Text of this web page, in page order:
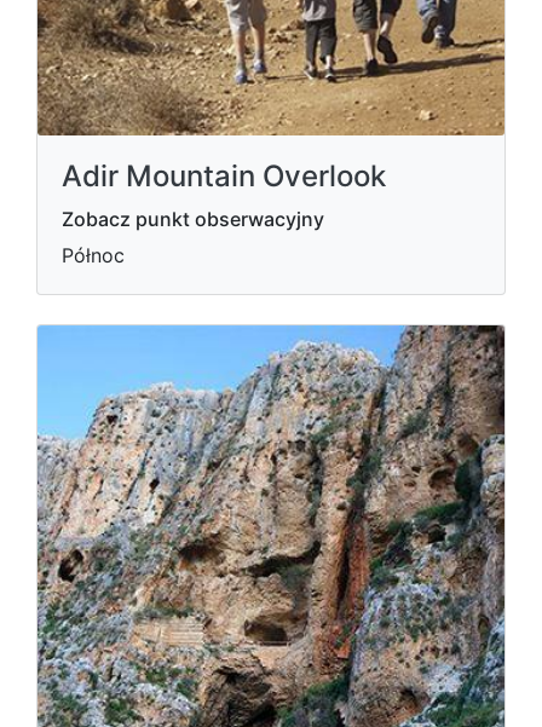
Adir Mountain Overlook
Zobacz punkt obserwacyjny
Północ